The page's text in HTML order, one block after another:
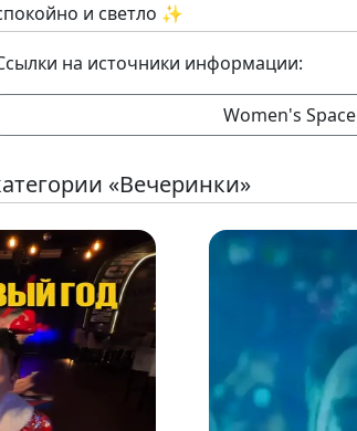
и светло ✨
на источники информации:
Women's Space
«Вечеринки»